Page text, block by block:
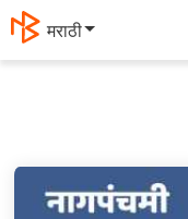
मराठी